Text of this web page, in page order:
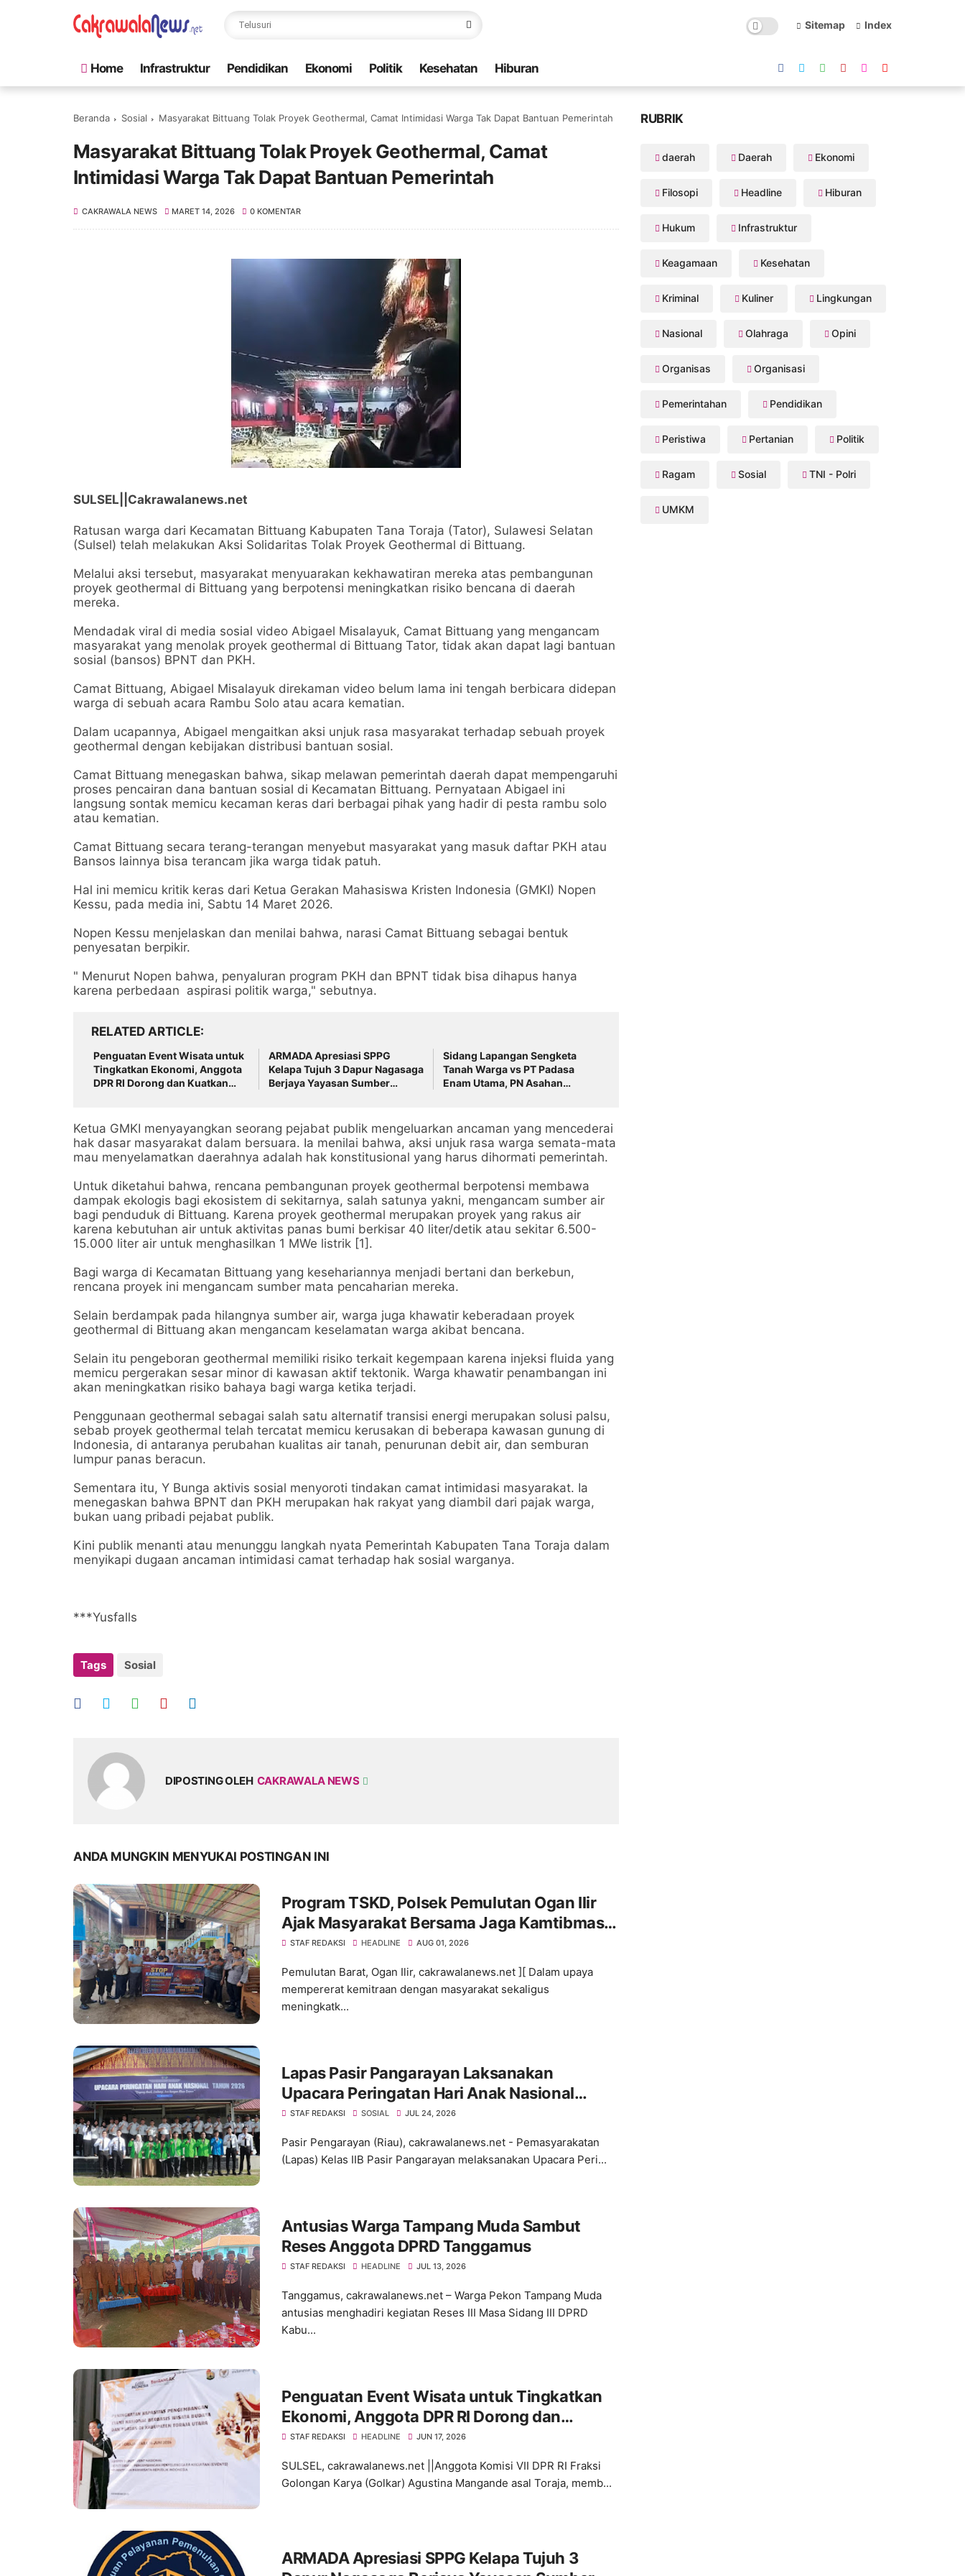
Sitemap Index
Home Infrastruktur Pendidikan Ekonomi Politik Kesehatan Hiburan
Beranda Sosial Masyarakat Bittuang Tolak Proyek Geothermal, Camat Intimidasi Warga Tak Dapat Bantuan Pemerintah
Masyarakat Bittuang Tolak Proyek Geothermal, Camat
Intimidasi Warga Tak Dapat Bantuan Pemerintah
CAKRAWALA NEWS MARET 14, 2026 0 KOMENTAR
SULSEL||Cakrawalanews.net
Ratusan warga dari Kecamatan Bittuang Kabupaten Tana Toraja (Tator), Sulawesi Selatan
(Sulsel) telah melakukan Aksi Solidaritas Tolak Proyek Geothermal di Bittuang.
Melalui aksi tersebut, masyarakat menyuarakan kekhawatiran mereka atas pembangunan
proyek geothermal di Bittuang yang berpotensi meningkatkan risiko bencana di daerah
mereka.
Mendadak viral di media sosial video Abigael Misalayuk, Camat Bittuang yang mengancam
masyarakat yang menolak proyek geothermal di Bittuang Tator, tidak akan dapat lagi bantuan
sosial (bansos) BPNT dan PKH.
Camat Bittuang, Abigael Misalayuk direkaman video belum lama ini tengah berbicara didepan
warga di sebuah acara Rambu Solo atau acara kematian.
Dalam ucapannya, Abigael mengaitkan aksi unjuk rasa masyarakat terhadap sebuah proyek
geothermal dengan kebijakan distribusi bantuan sosial.
Camat Bittuang menegaskan bahwa, sikap melawan pemerintah daerah dapat mempengaruhi
proses pencairan dana bantuan sosial di Kecamatan Bittuang. Pernyataan Abigael ini
langsung sontak memicu kecaman keras dari berbagai pihak yang hadir di pesta rambu solo
atau kematian.
Camat Bittuang secara terang-terangan menyebut masyarakat yang masuk daftar PKH atau
Bansos lainnya bisa terancam jika warga tidak patuh.
Hal ini memicu kritik keras dari Ketua Gerakan Mahasiswa Kristen Indonesia (GMKI) Nopen
Kessu, pada media ini, Sabtu 14 Maret 2026.
Nopen Kessu menjelaskan dan menilai bahwa, narasi Camat Bittuang sebagai bentuk
penyesatan berpikir.
" Menurut Nopen bahwa, penyaluran program PKH dan BPNT tidak bisa dihapus hanya
karena perbedaan aspirasi politik warga," sebutnya.
RELATED ARTICLE
Penguatan Event Wisata untuk
Tingkatkan Ekonomi, Anggota
DPR RI Dorong dan Kuatkan
ARMADA Apresiasi SPPG
Kelapa Tujuh 3 Dapur Nagasaga
Berjaya Yayasan Sumber
Sidang Lapangan Sengketa
Tanah Warga vs PT Padasa
Enam Utama, PN Asahan
Ketua GMKI menyayangkan seorang pejabat publik mengeluarkan ancaman yang mencederai
hak dasar masyarakat dalam bersuara. Ia menilai bahwa, aksi unjuk rasa warga semata-mata
mau menyelamatkan daerahnya adalah hak konstitusional yang harus dihormati pemerintah.
Untuk diketahui bahwa, rencana pembangunan proyek geothermal berpotensi membawa
dampak ekologis bagi ekosistem di sekitarnya, salah satunya yakni, mengancam sumber air
bagi penduduk di Bittuang. Karena proyek geothermal merupakan proyek yang rakus air
karena kebutuhan air untuk aktivitas panas bumi berkisar 40 liter/detik atau sekitar 6.500-
15.000 liter air untuk menghasilkan 1 MWe listrik [1].
Bagi warga di Kecamatan Bittuang yang kesehariannya menjadi bertani dan berkebun,
rencana proyek ini mengancam sumber mata pencaharian mereka.
Selain berdampak pada hilangnya sumber air, warga juga khawatir keberadaan proyek
geothermal di Bittuang akan mengancam keselamatan warga akibat bencana.
Selain itu pengeboran geothermal memiliki risiko terkait kegempaan karena injeksi fluida yang
memicu pergerakan sesar minor di kawasan aktif tektonik. Warga khawatir penambangan ini
akan meningkatkan risiko bahaya bagi warga ketika terjadi.
Penggunaan geothermal sebagai salah satu alternatif transisi energi merupakan solusi palsu,
sebab proyek geothermal telah tercatat memicu kerusakan di beberapa kawasan gunung di
Indonesia, di antaranya perubahan kualitas air tanah, penurunan debit air, dan semburan
lumpur panas beracun.
Sementara itu, Y Bunga aktivis sosial menyoroti tindakan camat intimidasi masyarakat. Ia
menegaskan bahwa BPNT dan PKH merupakan hak rakyat yang diambil dari pajak warga,
bukan uang pribadi pejabat publik.
Kini publik menanti atau menunggu langkah nyata Pemerintah Kabupaten Tana Toraja dalam
menyikapi dugaan ancaman intimidasi camat terhadap hak sosial warganya.
***Yusfalls
Tags Sosial
DIPOSTING OLEH CAKRAWALA NEWS
ANDA MUNGKIN MENYUKAI POSTINGAN INI
Program TSKD, Polsek Pemulutan Ogan Ilir
Ajak Masyarakat Bersama Jaga Kamtibmas
dan Cegah Karhutla
STAF REDAKSI HEADLINE AUG 01, 2026
Pemulutan Barat, Ogan Ilir, cakrawalanews.net ][ Dalam upaya
mempererat kemitraan dengan masyarakat sekaligus
meningkatk...
Lapas Pasir Pangarayan Laksanakan
Upacara Peringatan Hari Anak Nasional
Tahun 2026
STAF REDAKSI SOSIAL JUL 24, 2026
Pasir Pengarayan (Riau), cakrawalanews.net - Pemasyarakatan
(Lapas) Kelas IIB Pasir Pangarayan melaksanakan Upacara Peri...
Antusias Warga Tampang Muda Sambut
Reses Anggota DPRD Tanggamus
STAF REDAKSI HEADLINE JUL 13, 2026
Tanggamus, cakrawalanews.net – Warga Pekon Tampang Muda
antusias menghadiri kegiatan Reses III Masa Sidang III DPRD
Kabu...
Penguatan Event Wisata untuk Tingkatkan
Ekonomi, Anggota DPR RI Dorong dan
Kuatkan UMKM
STAF REDAKSI HEADLINE JUN 17, 2026
SULSEL, cakrawalanews.net ||Anggota Komisi VII DPR RI Fraksi
Golongan Karya (Golkar) Agustina Mangande asal Toraja, memb...
ARMADA Apresiasi SPPG Kelapa Tujuh 3
RUBRIK
daerah Daerah Ekonomi
Filosopi Headline Hiburan
Hukum Infrastruktur
Keagamaan Kesehatan
Kriminal Kuliner Lingkungan
Nasional Olahraga Opini
Organisas Organisasi
Pemerintahan Pendidikan
Peristiwa Pertanian Politik
Ragam Sosial TNI - Polri
UMKM